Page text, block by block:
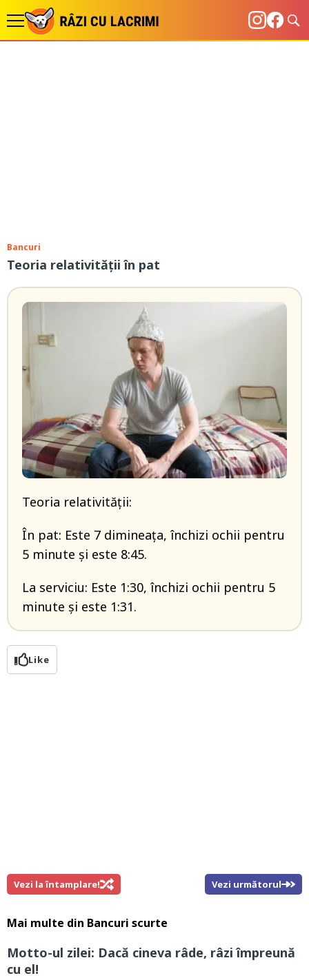
Bancuri
Teoria relativității în pat
Teoria relativității:
În pat: Este 7 dimineața, închizi ochii pentru
5 minute și este 8:45.
La serviciu: Este 1:30, închizi ochii pentru 5
minute și este 1:31.
Like
Vezi la întamplare! Vezi următorul
Mai multe din Bancuri scurte
Motto-ul zilei: Dacă cineva râde, râzi împreună
cu el!